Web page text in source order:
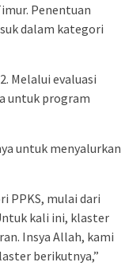
Penentuan
dalam kategori
Melalui evaluasi
untuk program
untuk menyalurkan
PPKS, mulai dari
kali ini, klaster
Insya Allah, kami
berikutnya,”